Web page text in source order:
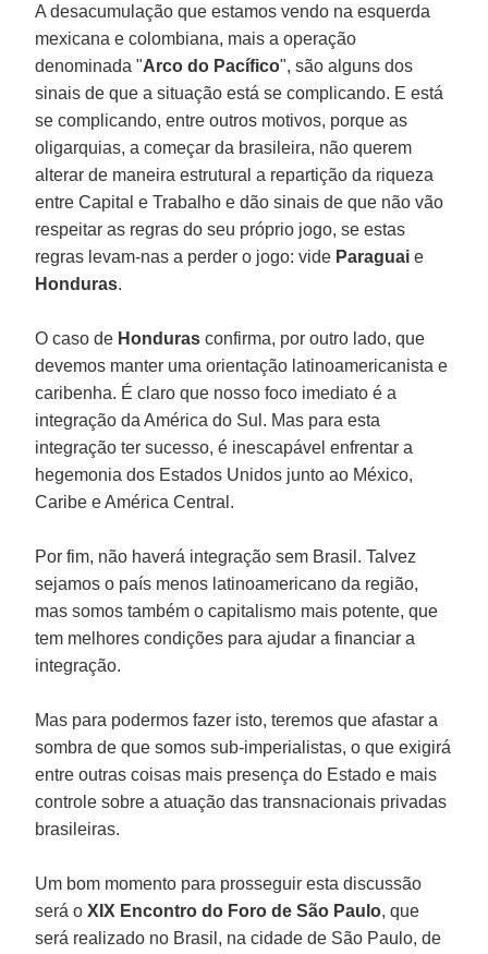
A desacumulação que estamos vendo na esquerda
mexicana e colombiana, mais a operação
denominada "Arco do Pacífico", são alguns dos
sinais de que a situação está se complicando. E está
se complicando, entre outros motivos, porque as
oligarquias, a começar da brasileira, não querem
alterar de maneira estrutural a repartição da riqueza
entre Capital e Trabalho e dão sinais de que não vão
respeitar as regras do seu próprio jogo, se estas
regras levam-nas a perder o jogo: vide Paraguaie
Honduras.
O caso de Hondurasconfirma, por outro lado, que
devemos manter uma orientação latinoamericanista e
caribenha. É claro que nosso foco imediato é a
integração da América do Sul. Mas para esta
integração ter sucesso, é inescapável enfrentar a
hegemonia dos Estados Unidos junto ao México,
Caribe e América Central.
Por fim, não haverá integração sem Brasil. Talvez
sejamos o país menos latinoamericano da região,
mas somos também o capitalismo mais potente, que
tem melhores condições para ajudar a financiar a
integração.
Mas para podermos fazer isto, teremos que afastar a
sombra de que somos sub-imperialistas, o que exigirá
entre outras coisas mais presença do Estado e mais
controle sobre a atuação das transnacionais privadas
brasileiras.
Um bom momento para prosseguir esta discussão
será o XIX Encontro do Foro de São Paulo, que
será realizado no Brasil, na cidade de São Paulo, de